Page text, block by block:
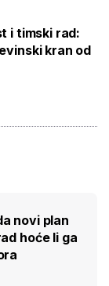
i timski rad:
kran od
novi plan
hoće li ga